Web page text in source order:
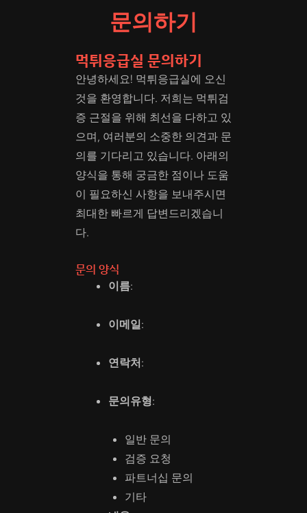
문의하기
먹튀응급실 문의하기
안녕하세요! 먹튀응급실에 오신
것을 환영합니다. 저희는 먹튀검
증 근절을 위해 최선을 다하고 있
으며, 여러분의 소중한 의견과 문
의를 기다리고 있습니다. 아래의
양식을 통해 궁금한 점이나 도움
이 필요하신 사항을 보내주시면
최대한 빠르게 답변드리겠습니
다.
문의 양식
이름:
이메일:
연락처:
문의유형:
일반 문의
검증 요청
파트너십 문의
기타